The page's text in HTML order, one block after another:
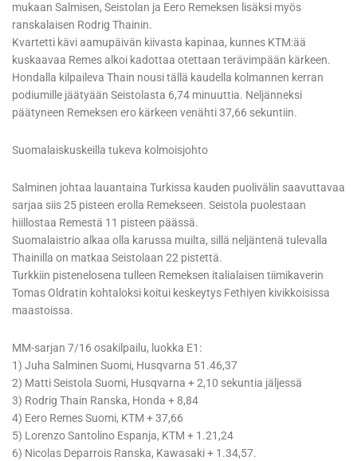
mukaan Salmisen, Seistolan ja Eero Remeksen lisäksi myös
ranskalaisen Rodrig Thainin.
Kvartetti kävi aamupäivän kiivasta kapinaa, kunnes KTM:ää
kuskaavaa Remes alkoi kadottaa otettaan terävimpään kärkeen.
Hondalla kilpaileva Thain nousi tällä kaudella kolmannen kerran
podiumille jäätyään Seistolasta 6,74 minuuttia. Neljänneksi
päätyneen Remeksen ero kärkeen venähti 37,66 sekuntiin.
Suomalaiskuskeilla tukeva kolmoisjohto
Salminen johtaa lauantaina Turkissa kauden puolivälin saavuttavaa
sarjaa siis 25 pisteen erolla Remekseen. Seistola puolestaan
hiillostaa Remestä 11 pisteen päässä.
Suomalaistrio alkaa olla karussa muilta, sillä neljäntenä tulevalla
Thainilla on matkaa Seistolaan 22 pistettä.
Turkkiin pistenelosena tulleen Remeksen italialaisen tiimikaverin
Tomas Oldratin kohtaloksi koitui keskeytys Fethiyen kivikkoisissa
maastoissa.
MM-sarjan 7/16 osakilpailu, luokka E1:
1) Juha Salminen Suomi, Husqvarna 51.46,37
2) Matti Seistola Suomi, Husqvarna + 2,10 sekuntia jäljessä
3) Rodrig Thain Ranska, Honda + 8,84
4) Eero Remes Suomi, KTM + 37,66
5) Lorenzo Santolino Espanja, KTM + 1.21,24
6) Nicolas Deparrois Ranska, Kawasaki + 1.34,57.